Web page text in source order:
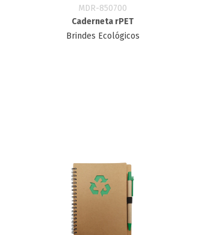
MDR-850700
Caderneta rPET
Brindes Ecológicos